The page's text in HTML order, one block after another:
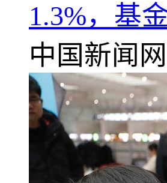
1.3%，基
中国新闻网